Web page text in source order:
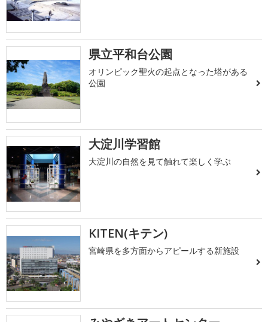
県立平和台公園
オリンピック聖火の起点となった塔がある
公園
大淀川学習館
大淀川の自然を見て触れて楽しく学ぶ
KITEN(キテン)
宮崎県を多方面からアピールする新施設